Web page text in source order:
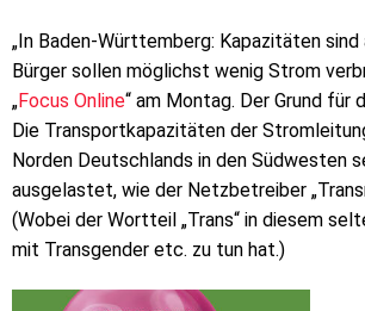
„In Baden-Württemberg: Kapazitäten
Bürger sollen möglichst wenig Strom
„Focus Online“ am Montag. Der Grund für
Die Transportkapazitäten der
Norden Deutschlands in den Südwesten
ausgelastet, wie der Netzbetreiber
(Wobei der Wortteil „Trans“ in diesem
mit Transgender etc. zu tun hat.)